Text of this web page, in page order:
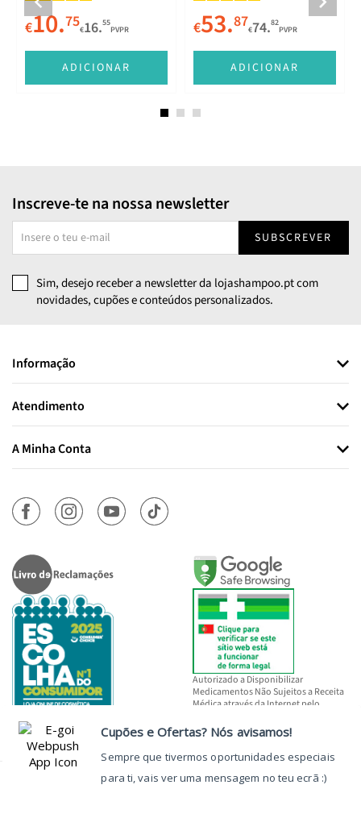
€10.75€16.55
PVPR
ADICIONAR
€53.87€74.82
PVPR
ADICIONAR
Inscreve-te na nossa newsletter
SUBSCREVER
Sim, desejo receber a newsletter da lojashampoo.pt com
novidades, cupões e conteúdos personalizados.
Informação
Atendimento
A Minha Conta
Autorizado a Disponibilizar
Medicamentos Não Sujeitos a Receita
Médica através da Internet pelo